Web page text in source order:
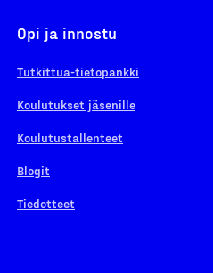
Opi ja innostu
Tutkittua-tietopankki
Koulutukset jäsenille
Koulutustallenteet
Blogit
Tiedotteet